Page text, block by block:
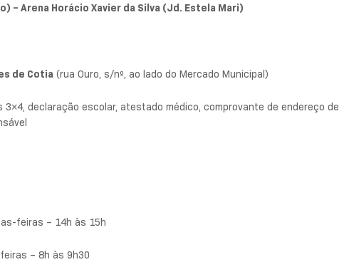
– Arena Horácio Xavier da Silva (Jd. Estela Mari)
de Cotia (rua Ouro, s/nº, ao lado do Mercado Municipal)
3×4, declaração escolar, atestado médico, comprovante de endereço de
feiras – 14h às 15h
– 8h às 9h30